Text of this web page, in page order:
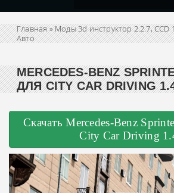
Главная»Моды 3d инструктор 2.2.7, CCD
Авто
MERCEDES-BENZ
ДЛЯ CITY CAR DRIVING
Скачать Mercedes-Benz
City Car Driving